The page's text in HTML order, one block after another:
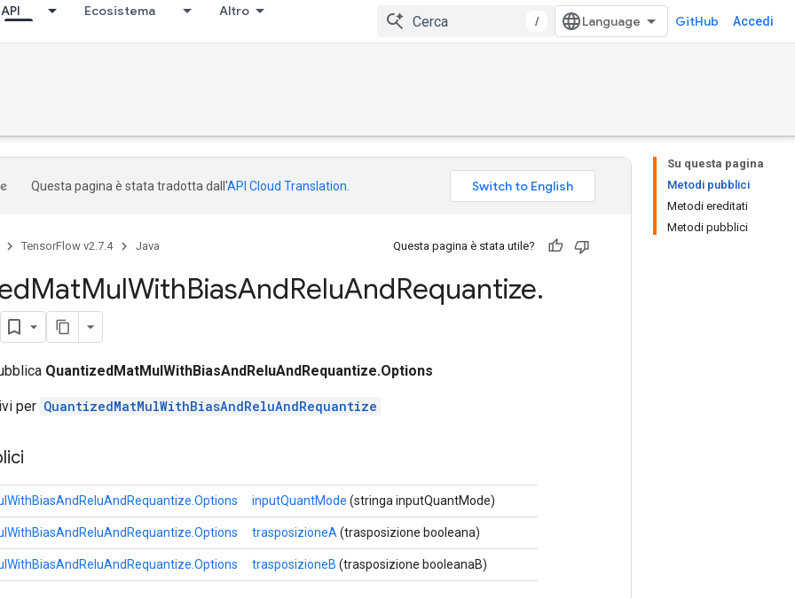
API Ecosistema Altro
/ GitHub Accedi
Su questa pagina
Metodi pubblici
Metodi ereditati
Metodi pubblici
Questa pagina è stata tradotta dall'API Cloud Translation
TensorFlow v2.7.4 Java Questa pagina è stata utile?
MatMulWithBiasAndReluAndRequantize.
QuantizedMatMulWithBiasAndReluAndRequantize.Options
per QuantizedMatMulWithBiasAndReluAndRequantize
inputQuantMode (stringa inputQuantMode)
trasposizioneA (trasposizione booleana)
trasposizioneB (trasposizione booleanaB)